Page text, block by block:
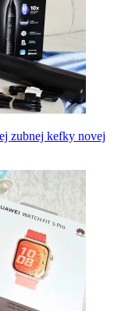
zubnej kefky novej